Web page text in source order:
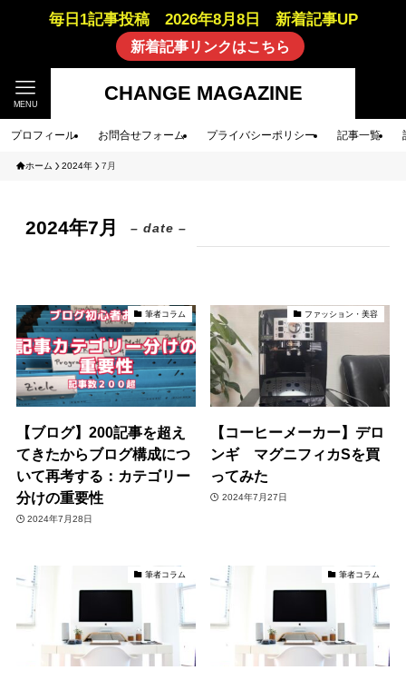
毎日1記事投稿 2026年8月8日 新着記事UP
新着記事リンクはこちら
CHANGE MAGAZINE
MENU
プロフィール お問合せフォーム プライバシーポリシー 記事一覧
ホーム 2024年 7月
2024年7月 – date –
筆者コラム
【ブログ】200記事を超え
てきたからブログ構成につ
いて再考する：カテゴリー
分けの重要性
2024年7月28日
ファッション・美容
【コーヒーメーカー】デロ
ンギ マグニフィカSを買
ってみた
2024年7月27日
筆者コラム 筆者コラム